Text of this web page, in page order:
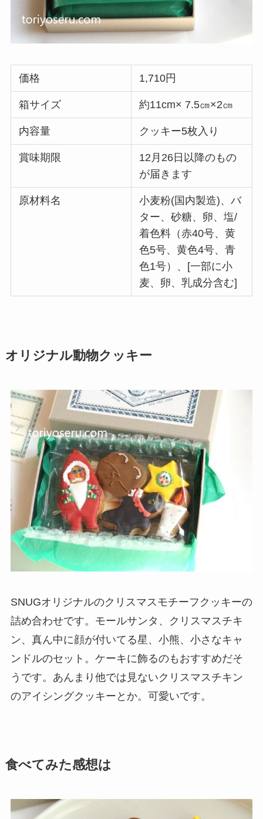
価格 1,710円
箱サイズ 約11cm× 7.5㎝×2㎝
内容量 クッキー5枚入り
賞味期限
12月26日以降のもの
が届きます
原材料名
小麦粉(国内製造)、バ
ター、砂糖、卵、塩/
着色料（赤40号、黄
色5号、黄色4号、青
色1号）、[一部に小
麦、卵、乳成分含む]
オリジナル動物クッキー
SNUGオリジナルのクリスマスモチーフクッキーの
詰め合わせです。モールサンタ、クリスマスチキ
ン、真ん中に顔が付いてる星、小熊、小さなキャ
ンドルのセット。ケーキに飾るのもおすすめだそ
うです。あんまり他では見ないクリスマスチキン
のアイシングクッキーとか。可愛いです。
食べてみた感想は